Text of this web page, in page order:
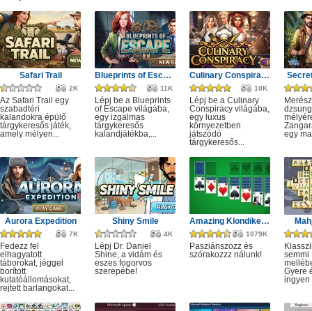
Safari Trail
2K
Az Safari Trail egy
szabadtéri
kalandokra épülő
tárgykeresős játék,
amely mélyen...
Blueprints of Escape
11K
Lépj be a Blueprints
of Escape világába,
egy izgalmas
tárgykeresős
kalandjátékba,...
Culinary Conspiracy
10K
Lépj be a Culinary
Conspiracy világába,
egy luxus
környezetben
játszódó
tárgykeresős...
egy
Aurora Expedition
7K
Fedezz fel
elhagyatott
táborokat, jéggel
borított
kutatóállomásokat,
rejtett barlangokat...
Shiny Smile
4K
Lépj Dr. Daniel
Shine, a vidám és
eszes fogorvos
szerepébe!
Amazing Klondike Solitaire
1079K
Pasziánszozz és
szórakozzz nálunk!
semmi
Gyere
ingyen